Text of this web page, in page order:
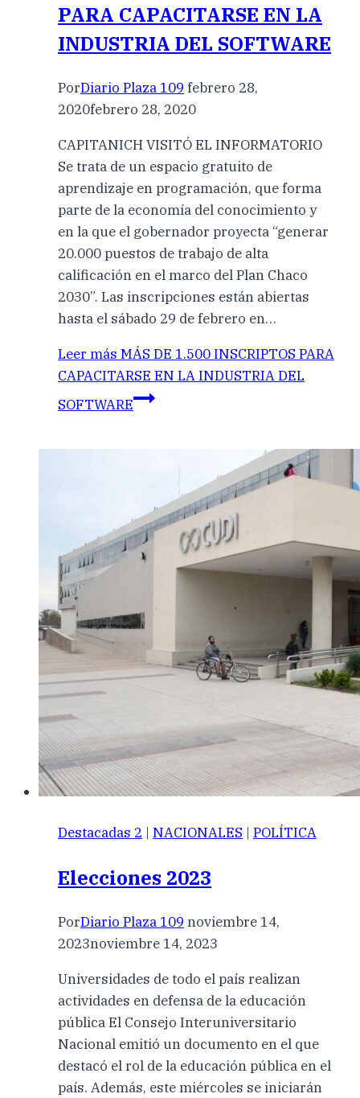
PARA CAPACITARSE EN LA
INDUSTRIA DEL SOFTWARE
PorDiario Plaza 109 febrero 28,
2020febrero 28, 2020
CAPITANICH VISITÓ EL INFORMATORIO
Se trata de un espacio gratuito de
aprendizaje en programación, que forma
parte de la economía del conocimiento y
en la que el gobernador proyecta “generar
20.000 puestos de trabajo de alta
calificación en el marco del Plan Chaco
2030”. Las inscripciones están abiertas
hasta el sábado 29 de febrero en…
Leer más MÁS DE 1.500 INSCRIPTOS PARA
CAPACITARSE EN LA INDUSTRIA DEL
SOFTWARE
Destacadas 2 | NACIONALES | POLÍTICA
Elecciones 2023
PorDiario Plaza 109 noviembre 14,
2023noviembre 14, 2023
Universidades de todo el país realizan
actividades en defensa de la educación
pública El Consejo Interuniversitario
Nacional emitió un documento en el que
destacó el rol de la educación pública en el
país. Además, este miércoles se iniciarán